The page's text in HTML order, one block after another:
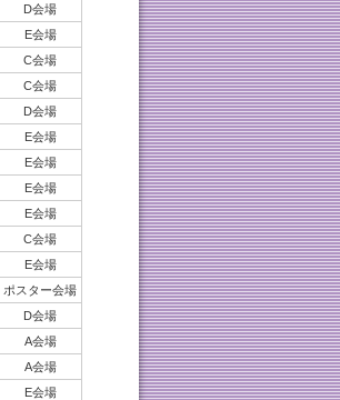
D会場
E会場
C会場
C会場
D会場
E会場
E会場
E会場
E会場
C会場
E会場
ポスター会場
D会場
A会場
A会場
E会場